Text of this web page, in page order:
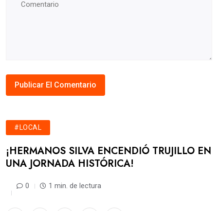
#LOCAL
​¡HERMANOS SILVA ENCENDIÓ TRUJILLO EN
UNA JORNADA HISTÓRICA!
0 1 min. de lectura